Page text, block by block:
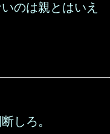
のは親とはいえ
しろ。